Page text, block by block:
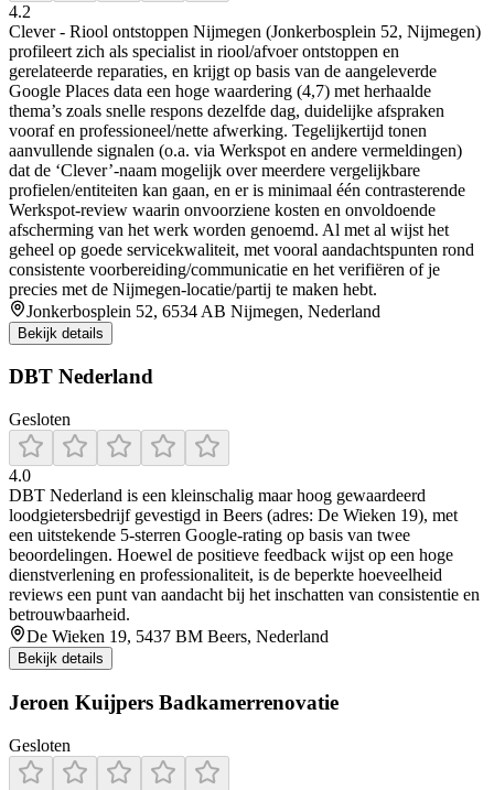
4.2
Clever - Riool ontstoppen Nijmegen (Jonkerbosplein 52, Nijmegen)
profileert zich als specialist in riool/afvoer ontstoppen en
gerelateerde reparaties, en krijgt op basis van de aangeleverde
Google Places data een hoge waardering (4,7) met herhaalde
thema’s zoals snelle respons dezelfde dag, duidelijke afspraken
vooraf en professioneel/nette afwerking. Tegelijkertijd tonen
aanvullende signalen (o.a. via Werkspot en andere vermeldingen)
dat de ‘Clever’-naam mogelijk over meerdere vergelijkbare
profielen/entiteiten kan gaan, en er is minimaal één contrasterende
Werkspot-review waarin onvoorziene kosten en onvoldoende
afscherming van het werk worden genoemd. Al met al wijst het
geheel op goede servicekwaliteit, met vooral aandachtspunten rond
consistente voorbereiding/communicatie en het verifiëren of je
precies met de Nijmegen-locatie/partij te maken hebt.
Jonkerbosplein 52, 6534 AB Nijmegen, Nederland
Bekijk details
DBT Nederland
Gesloten
4.0
DBT Nederland is een kleinschalig maar hoog gewaardeerd
loodgietersbedrijf gevestigd in Beers (adres: De Wieken 19), met
een uitstekende 5‑sterren Google‑rating op basis van twee
beoordelingen. Hoewel de positieve feedback wijst op een hoge
dienstverlening en professionaliteit, is de beperkte hoeveelheid
reviews een punt van aandacht bij het inschatten van consistentie en
betrouwbaarheid.
De Wieken 19, 5437 BM Beers, Nederland
Bekijk details
Jeroen Kuijpers Badkamerrenovatie
Gesloten